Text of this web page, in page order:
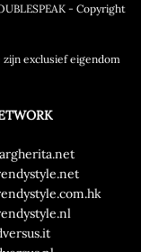
- Copyright
exclusief eigendom